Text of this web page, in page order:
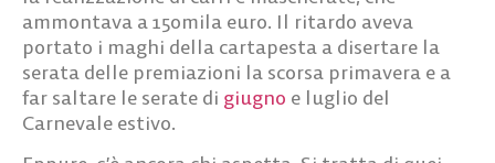
ammontava a 150mila euro. Il ritardo aveva
portato i maghi della cartapesta a disertare la
serata delle premiazioni la scorsa primavera e a
far saltare le serate di giugno e luglio del
Carnevale estivo.